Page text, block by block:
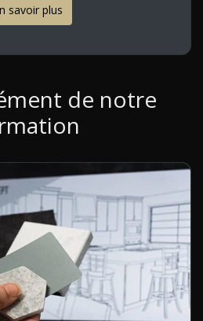
savoir plus
de notre